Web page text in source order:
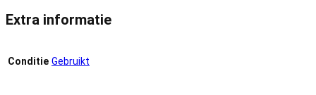
Extra informatie
Conditie Gebruikt